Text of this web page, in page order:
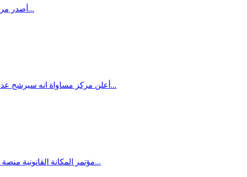
أصدر مركز مساواة بيانًا تلخيصيًّا لمؤتمر المكانة القانونيّة للجماهير العربية يؤكّد فيه على أهمّيّة التصدّي للقوانين التمييزيّة، خصوصًا قانون الهدم...
أعلن مركز مساواة انه سيرشح عددا من النشطاء الحقوقيين لجائزة دولية لحقوق الانسان تقديرا لهم على دورهم في الدفاع عن حقوق جماهيرنا العربية من خلال سنوات...
مؤتمر المكانة القانونية منصة للحوار والتعلم والتشبيك حول المكانة القانونية لمجتمعنا العربي الفلسطيني بمشاركة خبراء واعضاء كنيست وسفراء وممثلي جمعيات...